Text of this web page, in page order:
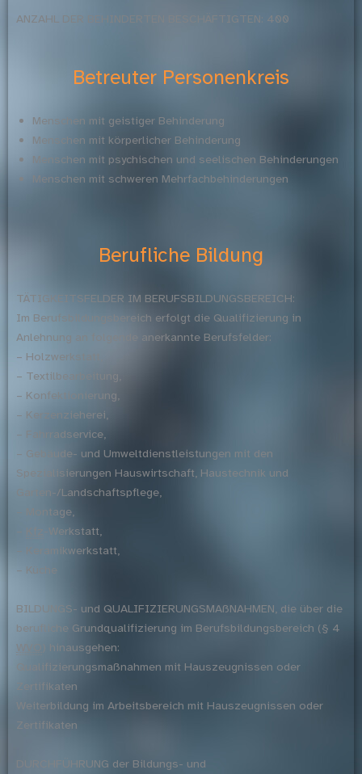
ANZAHL DER BEHINDERTEN BESCHÄFTIGTEN: 400
Betreuter Personenkreis
Menschen mit geistiger Behinderung
Menschen mit körperlicher Behinderung
Menschen mit psychischen und seelischen Behinderungen
Menschen mit schweren Mehrfachbehinderungen
Berufliche Bildung
TÄTIGKEITSFELDER IM BERUFSBILDUNGSBEREICH:
Im Berufsbildungsbereich erfolgt die Qualifizierung in
Anlehnung an folgende anerkannte Berufsfelder:
– Holzwerkstatt,
– Textilbearbeitung,
– Konfektionierung,
– Kerzenzieherei,
– Fahrradservice,
– Gebäude- und Umweltdienstleistungen mit den
Spezialisierungen Hauswirtschaft, Haustechnik und
Garten-/Landschaftspflege,
– Montage,
-Werkstatt,
– Keramikwerkstatt,
– Küche
BILDUNGS- und QUALIFIZIERUNGSMAßNAHMEN, die über die
berufliche Grundqualifizierung im Berufsbildungsbereich (§ 4
WVO
) hinausgehen:
Qualifizierungsmaßnahmen mit Hauszeugnissen oder
Zertifikaten
Weiterbildung im Arbeitsbereich mit Hauszeugnissen oder
Zertifikaten
DURCHFÜHRUNG der Bildungs- und